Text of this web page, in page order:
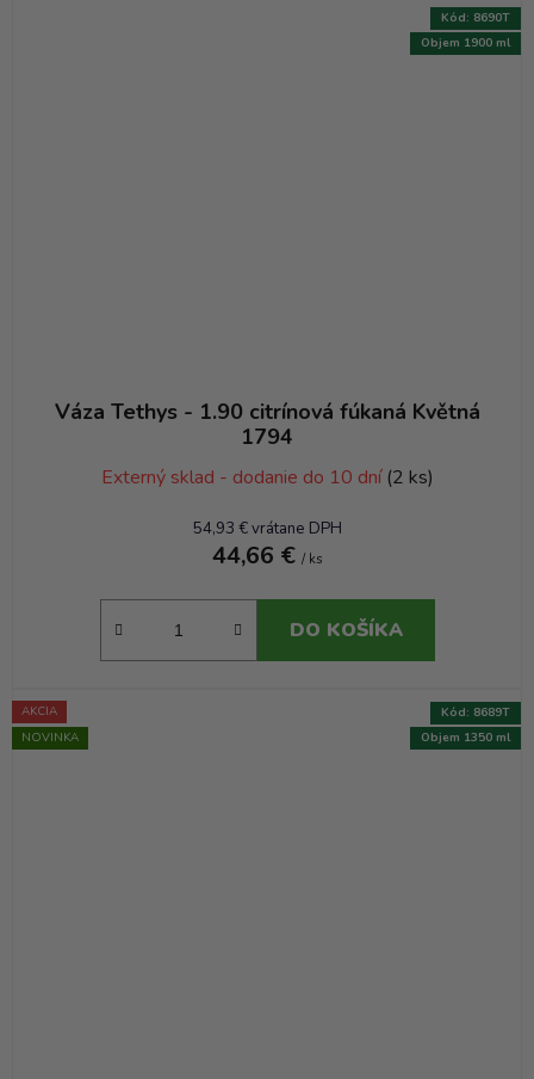
Váza Tethys - 1.90 citrínová fúkaná Květná
1794
Externý sklad - dodanie do 10 dní (2 ks)
54,93 € vrátane DPH
44,66 € / ks
DO KOŠÍKA
Objem 1900 ml
Kód: 8690T
AKCIA
NOVINKA
Objem 1350 ml
Kód: 8689T